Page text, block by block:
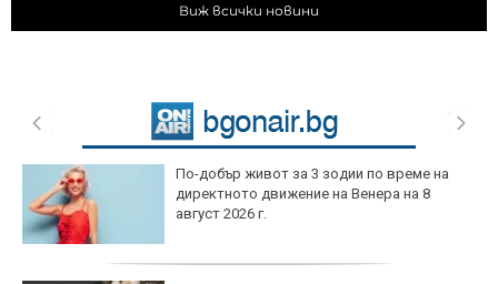
Виж всички новини
По-добър живот за 3 зодии по време на
директното движение на Венера на 8
август 2026 г.